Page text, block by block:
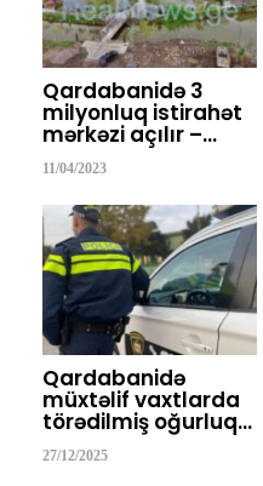
Qardabanidə 3
milyonluq istirahət
mərkəzi açılır –…
11/04/2023
Qardabanidə
müxtəlif vaxtlarda
törədilmiş oğurluq…
27/12/2025